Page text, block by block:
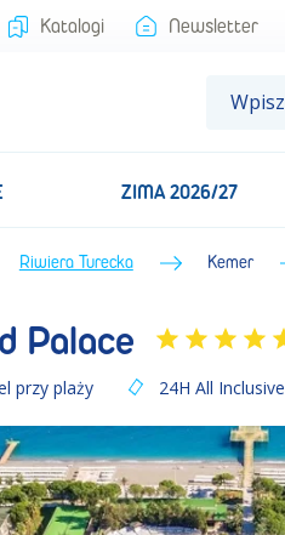
Katalogi Newsletter
ZIMA 2026/27
Riwiera Turecka Kemer
Palace
przy plaży 24H All Inclusive
• Turcja • BP Sun&Fun